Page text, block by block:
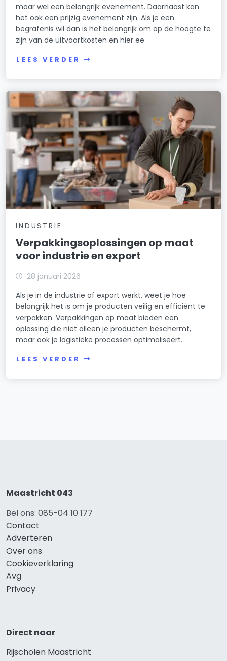
maar wel een belangrijk evenement. Daarnaast kan
het ook een prijzig evenement zijn. Als je een
begrafenis wil dan is het belangrijk om op de hoogte te
zijn van de uitvaartkosten en hier ee
LEES VERDER
INDUSTRIE
Verpakkingsoplossingen op maat
voor industrie en export
28 januari 2026
Als je in de industrie of export werkt, weet je hoe
belangrijk het is om je producten veilig en efficiënt te
verpakken. Verpakkingen op maat bieden een
oplossing die niet alleen je producten beschermt,
maar ook je logistieke processen optimaliseert.
LEES VERDER
Maastricht 043
Bel ons: 085-04 10 177
Contact
Adverteren
Over ons
Cookieverklaring
Avg
Privacy
Direct naar
Rijscholen Maastricht